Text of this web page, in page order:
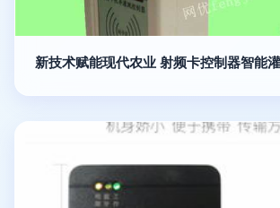
新技术赋能现代农业 射频卡控制器智能